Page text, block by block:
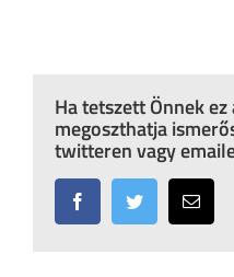
Ha tetszett Önnek
megoszthatja
twitteren vagy
FacebookTwitter Email: